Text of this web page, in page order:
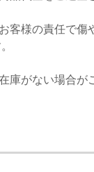
客様の責任で傷
庫がない場合が